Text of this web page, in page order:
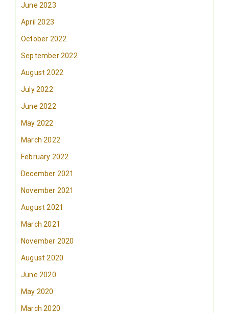
June 2023
April 2023
October 2022
September 2022
August 2022
July 2022
June 2022
May 2022
March 2022
February 2022
December 2021
November 2021
August 2021
March 2021
November 2020
August 2020
June 2020
May 2020
March 2020